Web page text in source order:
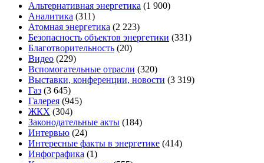
Альтернативная энергетика (1 900)
Аналитика (311)
Атомная энергетика (2 223)
Безопасность объектов энергетики (331)
Благотворительность (20)
Видео (229)
Вспомогательные отрасли (320)
Выставки, конференции, новости (3 319)
Газ (3 645)
Галерея (945)
ЖКХ (304)
Законодательные акты (184)
Интервью (24)
Интересные факты в энергетике (414)
Инфографика (1)